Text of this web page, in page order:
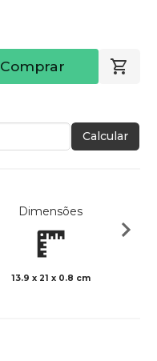
Comprar
Calcular
Dimensões
13.9 x 21 x 0.8 cm